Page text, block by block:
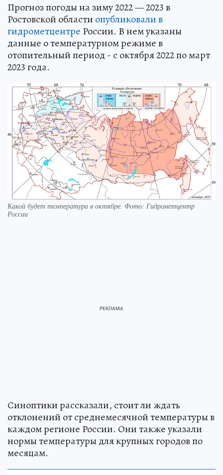
Прогноз погоды на зиму 2022 — 2023 в
Ростовской области опубликовали в
гидрометцентре России. В нем указаны
данные о температурном режиме в
отопительный период - с октября 2022 по март
2023 года.
Какой будет температура в октябре. Фото: Гидрометцентр
России
Синоптики рассказали, стоит ли ждать
отклонений от среднемесячной температуры в
каждом регионе России. Они также указали
нормы температуры для крупных городов по
месяцам.